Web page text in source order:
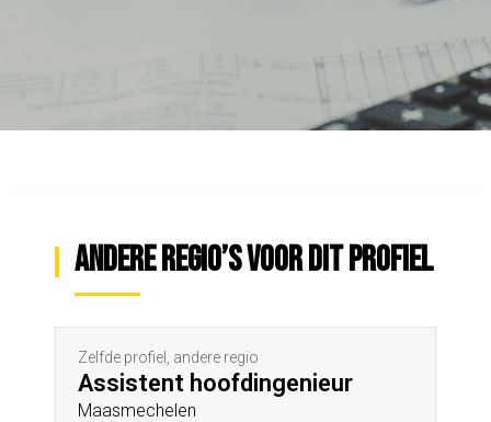
Andere regio’s voor dit profiel
Zelfde profiel, andere regio
Assistent hoofdingenieur
Maasmechelen